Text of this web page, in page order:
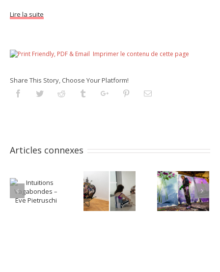
Lire la suite
Imprimer le contenu de cette page
Share This Story, Choose Your Platform!
FacebookTwitterReddit TumblrGoogleplusPinterestEmail
Articles connexes